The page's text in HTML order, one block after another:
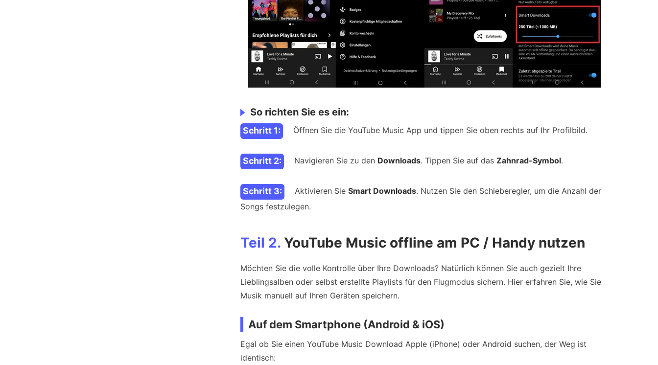
So richten Sie es ein:
Schritt 1: Öffnen Sie die YouTube Music App und tippen Sie oben rechts auf Ihr Profilbild.
Schritt 2: Navigieren Sie zu den Downloads. Tippen Sie auf das Zahnrad-Symbol.
Schritt 3: Aktivieren Sie Smart Downloads. Nutzen Sie den Schieberegler, um die Anzahl der
Songs festzulegen.
Teil 2. YouTube Music offline am PC / Handy nutzen
Möchten Sie die volle Kontrolle über Ihre Downloads? Natürlich können Sie auch gezielt Ihre
Lieblingsalben oder selbst erstellte Playlists für den Flugmodus sichern. Hier erfahren Sie, wie Sie
Musik manuell auf Ihren Geräten speichern.
Auf dem Smartphone (Android & iOS)
Egal ob Sie einen YouTube Music Download Apple (iPhone) oder Android suchen, der Weg ist
identisch: